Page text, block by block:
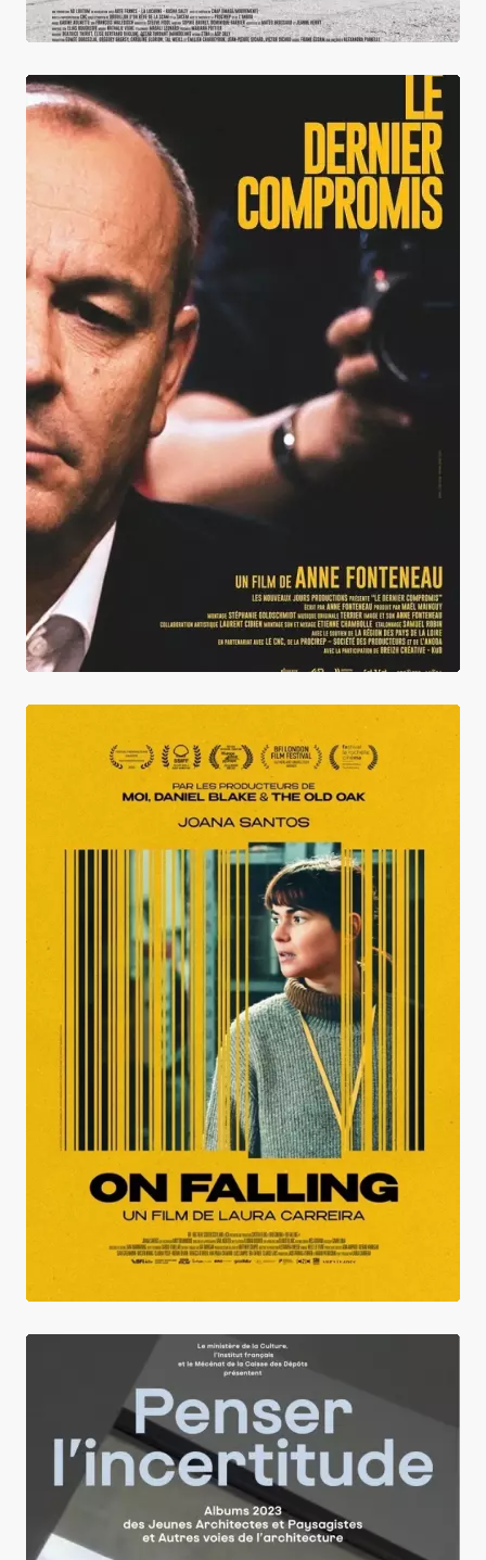
Le Dernier compromis
On Falling